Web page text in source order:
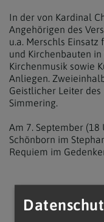
In der von Kardinal
Angehörigen des
u.a. Merschls Einsatz
und Kirchenbauten
Kirchenmusik sowie
Anliegen.
Geistlicher Leiter
Simmering.
Am 7. September
Schönborn im
Requiem im